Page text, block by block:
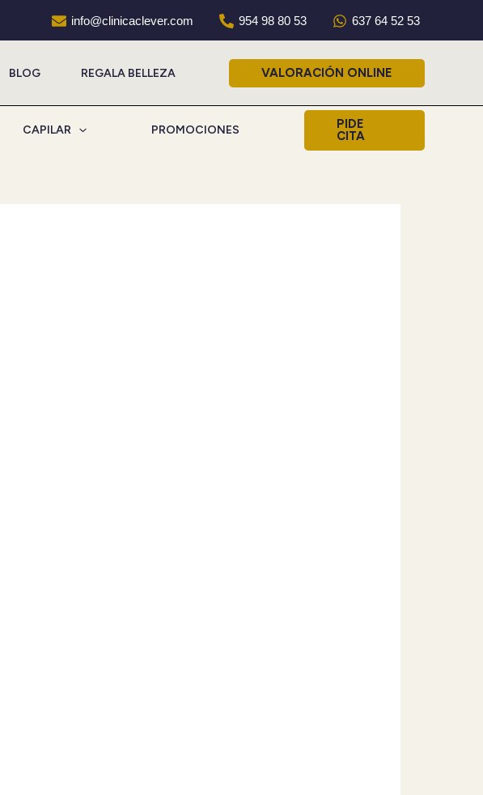
info@clinicaclever.com 954 98 80 53 637 64 52 53
BLOG REGALA BELLEZA VALORACIÓN ONLINE
CAPILAR PROMOCIONES
PIDE
CITA